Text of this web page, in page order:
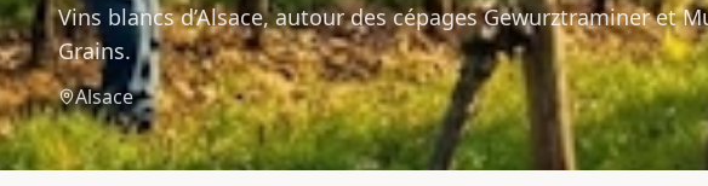
Vins blancs d’Alsace, autour des cépages Gewurztraminer et
Grains.
Alsace